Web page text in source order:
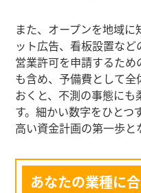
また、オープンを地域
ット広告、看板設置など
営業許可を申請するた
も含め、予備費として
おくと、不測の事態にも
す。細かい数字をひとつ
高い資金計画の第一歩と
あなたの業種に